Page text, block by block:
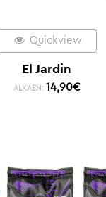
Quickview
El Jardin
ALKAEN: 14,90€